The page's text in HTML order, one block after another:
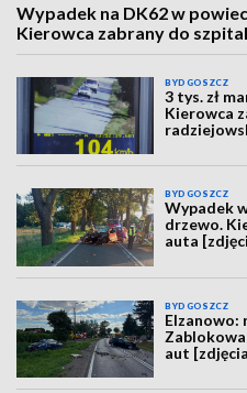
Wypadek na DK62 w
Kierowca zabrany do
BYDGOSZCZ
3 tys. zł
Kierowca
BYDGOSZCZ
Wypadek
drzewo.
auta
BYDGOSZCZ
Elzanowo:
aut